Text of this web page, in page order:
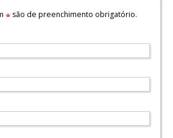
*são de preenchimento obrigatório.